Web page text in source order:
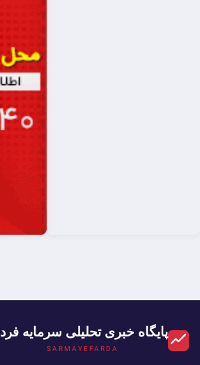
پایگاه خبری تحلیلی سرمایه فردا
SARMAYEFARDA